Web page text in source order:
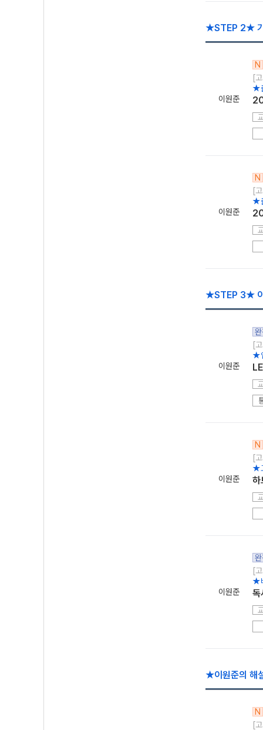
★STEP 2★ 기
이원준
N
[
★
이원준
N
[
★
★STEP 3★ 이
이원준
[
★
이원준
N
[
★
하
이원준
[
★
독
★이원준의 해
N
[